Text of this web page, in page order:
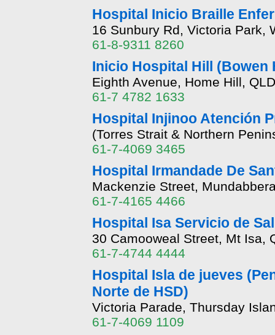
Hospital Inicio Braille
16 Sunbury Rd, Victoria Park,
61-8-9311 8260
Inicio Hospital Hill (Bowen
Eighth Avenue, Home Hill,
61-7 4782 1633
Hospital Injinoo Atención
(Torres Strait & Northern
61-7-4069 3465
Hospital Irmandade De
Mackenzie Street,
61-7-4165 4466
Hospital Isa Servicio de
30 Camooweal Street, Mt Isa,
61-7-4744 4444
Hospital Isla de jueves
Norte de HSD)
Victoria Parade, Thursday
61-7-4069 1109